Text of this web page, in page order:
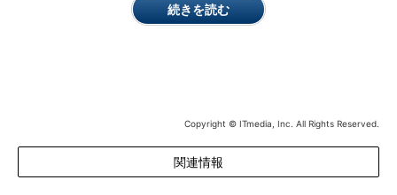
続きを読む
Copyright © ITmedia, Inc. All Rights Reserved.
関連情報